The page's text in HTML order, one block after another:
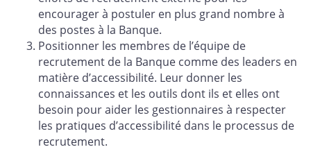
encourager à postuler en plus grand nombre à
des postes à la Banque.
Positionner les membres de l’équipe de
recrutement de la Banque comme des leaders en
matière d’accessibilité. Leur donner les
connaissances et les outils dont ils et elles ont
besoin pour aider les gestionnaires à respecter
les pratiques d’accessibilité dans le processus de
recrutement.